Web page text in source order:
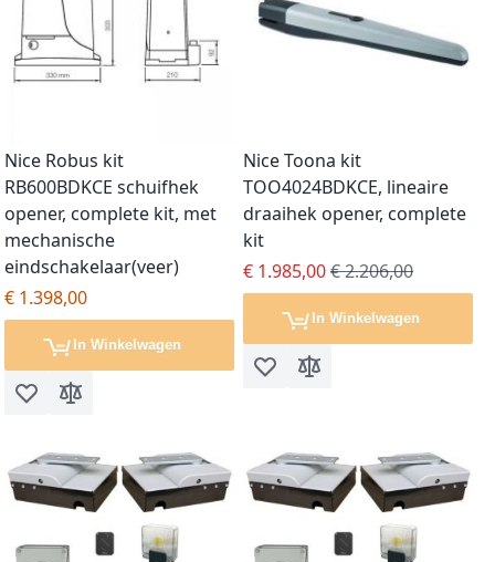
Nice Robus kit
RB600BDKCE schuifhek
opener, complete kit, met
mechanische
eindschakelaar(veer)
€ 1.398,00
In Winkelwagen
Voeg toe aan verlanglijst
Toevoegen om te vergelijken
Nice Toona kit
TOO4024BDKCE, lineaire
draaihek opener, complete
kit
Special Price
€ 1.985,00Regular Price
€ 2.206,00
In Winkelwagen
Voeg toe aan verlanglijst
Toevoegen om te